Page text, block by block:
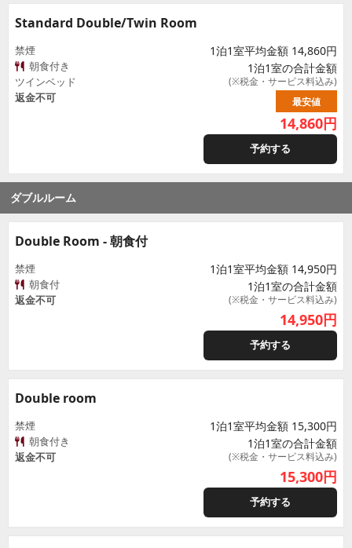
Standard Double/Twin Room
禁煙
朝食付き
ツインベッド
返金不可
1泊1室平均金額 14,860円
1泊1室の合計金額
(※税金・サービス料込み)
最安値
14,860円
予約する
ダブルルーム
Double Room - 朝食付
禁煙
朝食付
返金不可
1泊1室平均金額 14,950円
1泊1室の合計金額
(※税金・サービス料込み)
14,950円
予約する
Double room
禁煙
朝食付き
返金不可
1泊1室平均金額 15,300円
1泊1室の合計金額
(※税金・サービス料込み)
15,300円
予約する